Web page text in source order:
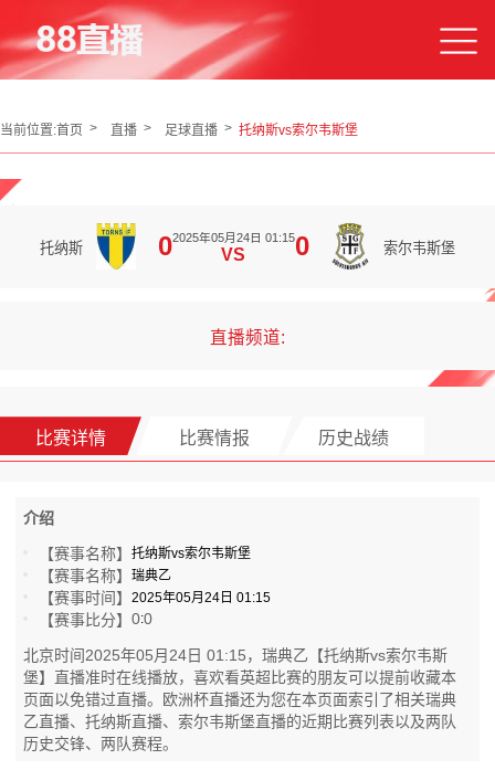
当前位置:首页 直播 足球直播 托纳斯vs索尔韦斯堡
托纳斯 02025年05月24日 01:15
VS 0 索尔韦斯堡
直播频道:
比赛详情 比赛情报 历史战绩
介绍
【赛事名称】托纳斯vs索尔韦斯堡
【赛事名称】瑞典乙
【赛事时间】2025年05月24日 01:15
【赛事比分】0:0
北京时间2025年05月24日 01:15，瑞典乙【托纳斯vs索尔韦斯
堡】直播准时在线播放，喜欢看英超比赛的朋友可以提前收藏本
页面以免错过直播。欧洲杯直播还为您在本页面索引了相关瑞典
乙直播、托纳斯直播、索尔韦斯堡直播的近期比赛列表以及两队
历史交锋、两队赛程。